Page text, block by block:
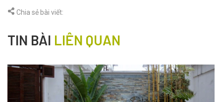
Chia sẻ bài viết:
TIN BÀI LIÊN QUAN